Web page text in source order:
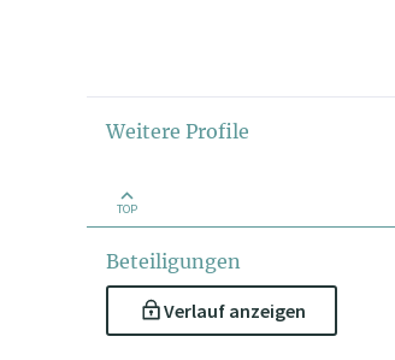
Weitere Profile
TOP
Beteiligungen
Verlauf anzeigen